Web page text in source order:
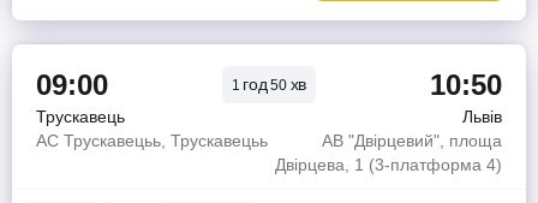
09:00 1 год50 хв 10:50
Трускавець
Львів
АС Трускавецьь, Трускавецьь
АВ "Двірцевий", площа
Двірцева, 1 (3-платформа 4)